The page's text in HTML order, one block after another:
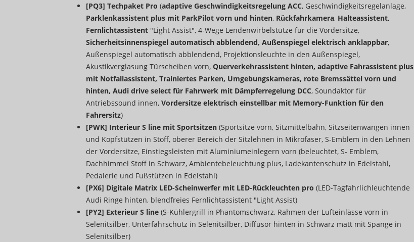
[PQ3] Techpaket Pro (adaptive Geschwindigkeitsregelung ACC, Geschwindigkeitsregelanlage,
Parklenkassistent plus mit ParkPilot vorn und hinten, Rückfahrkamera, Halteassistent,
Fernlichtassistent "Light Assist", 4-Wege Lendenwirbelstütze für die Vordersitze,
Sicherheitsinnenspiegel automatisch abblendend, Außenspiegel elektrisch anklappbar,
Außenspiegel automatisch abblendend, Projektionsleuchte in den Außenspiegel,
Akustikverglasung Türscheiben vorn, Querverkehrassistent hinten, adaptive Fahrassistent plus
mit Notfallassistent, Trainiertes Parken, Umgebungskameras, rote Bremssättel vorn und
hinten, Audi drive select für Fahrwerk mit Dämpferregelung DCC, Soundaktor für
Antriebssound innen, Vordersitze elektrisch einstellbar mit Memory-Funktion für den
Fahrersitz)
[PWK] Interieur S line mit Sportsitzen (Sportsitze vorn, Sitzmittelbahn, Sitzseitenwangen innen
und Kopfstützen in Stoff, oberer Bereich der Sitzlehnen in Mikrofaser, S-Emblem in den Lehnen
der Vordersitze, Einstiegsleisten mit Aluminiumeinlegern vorn (beleuchtet, S- Emblem,
Dachhimmel Stoff in Schwarz, Ambientebeleuchtung plus, Ladekantenschutz in Edelstahl,
Pedalerie und Fußstützen in Edelstahl)
[PX6] Digitale Matrix LED-Scheinwerfer mit LED-Rückleuchten pro (LED-Tagfahrlichleuchtende
Audi Ringe hinten, blendfreies Fernlichtassistent "Light Assist)
[PY2] Exterieur S line (S-Kühlergrill in Phantomschwarz, Rahmen der Lufteinlässe vorn in
Selenitsilber, Unterfahrschutz in Selenitsilber, Diffusor hinten in Schwarz matt mit Spange in
Selenitsilber)